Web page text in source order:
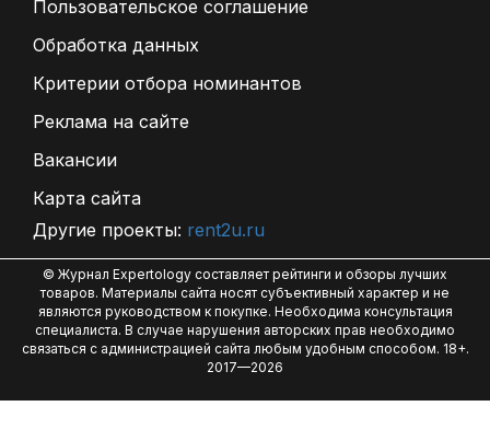
Пользовательское соглашение
Обработка данных
Критерии отбора номинантов
Реклама на сайте
Вакансии
Карта сайта
Другие проекты: rent2u.ru
© Журнал Expertology составляет рейтинги и обзоры лучших
товаров. Материалы сайта носят субъективный характер и не
являются руководством к покупке. Необходима консультация
специалиста. В случае нарушения авторских прав необходимо
связаться с администрацией сайта любым удобным способом. 18+.
2017—2026